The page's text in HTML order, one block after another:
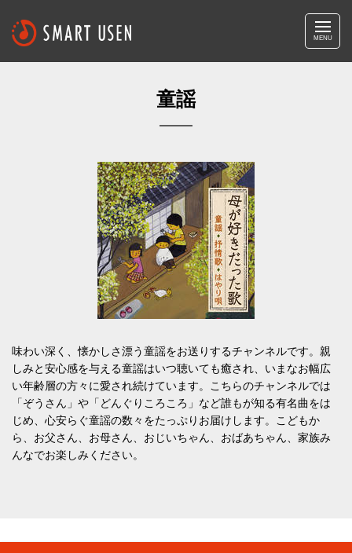
MENU
童謡
味わい深く、懐かしさ漂う童謡をお送りするチャンネルです。親
しみと安心感を与える童謡はいつ聴いても癒され、いまなお幅広
い年齢層の方々に愛され続けています。こちらのチャンネルでは
「ぞうさん」や「どんぐりころころ」など誰もが知る有名曲をは
じめ、心安らぐ童謡の数々をたっぷりお届けします。こどもか
ら、お父さん、お母さん、おじいちゃん、おばあちゃん、家族み
んなでお楽しみください。